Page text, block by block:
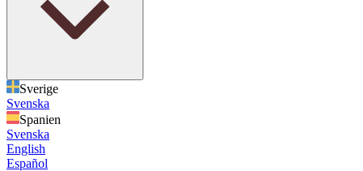
Sverige
Svenska
Spanien
Svenska
English
Español